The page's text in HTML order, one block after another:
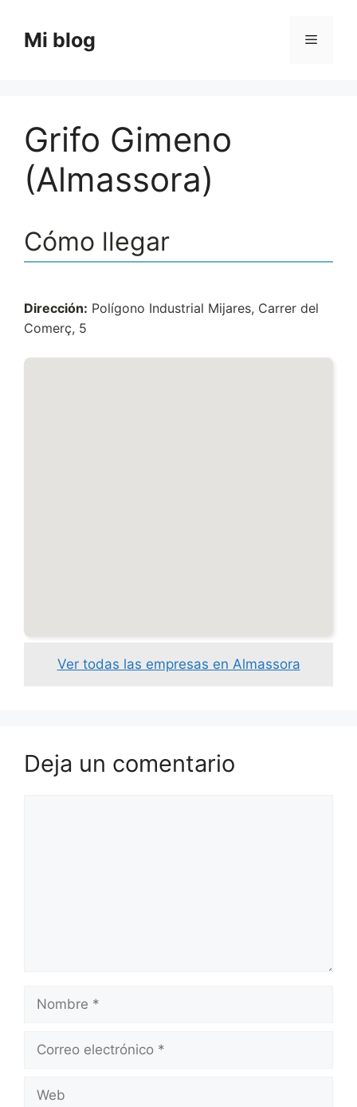
contenido
Mi blog Menú
Grifo Gimeno
(Almassora)
Cómo llegar
Dirección: Polígono Industrial Mijares, Carrer del
Comerç, 5
Ver todas las empresas en Almassora
Deja un comentario
Nombre
Correo
Web